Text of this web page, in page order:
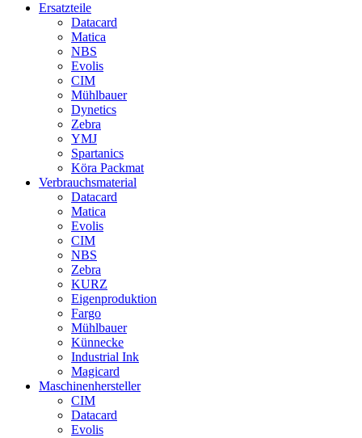
Ersatzteile
Datacard
Matica
NBS
Evolis
CIM
Mühlbauer
Dynetics
Zebra
YMJ
Spartanics
Köra Packmat
Verbrauchsmaterial
Datacard
Matica
Evolis
CIM
NBS
Zebra
KURZ
Eigenproduktion
Fargo
Mühlbauer
Künnecke
Industrial Ink
Magicard
Maschinenhersteller
CIM
Datacard
Evolis